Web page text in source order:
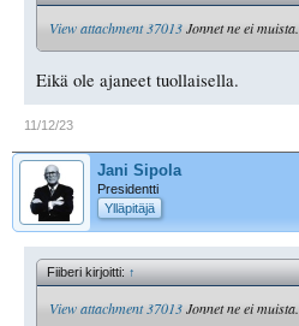
View attachment 37013Jonnet ne ei muista.
Eikä ole ajaneet tuollaisella.
11/12/23
Jani Sipola
Presidentti
Ylläpitäjä
Fiiberi kirjoitti:↑
View attachment 37013Jonnet ne ei muista.